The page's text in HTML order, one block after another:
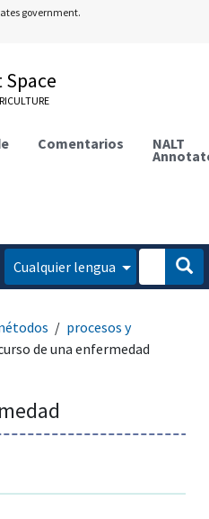
government.
Space
Comentarios NALT
Cualquier lengua
procesos y
de una enfermedad